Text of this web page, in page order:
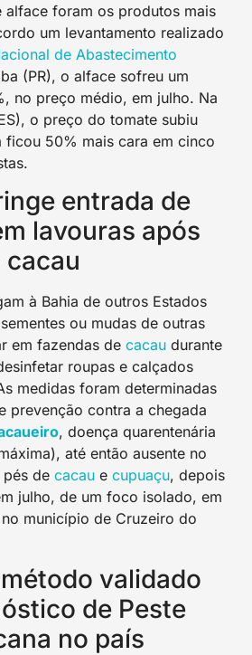
alface foram os produtos mais
um levantamento realizado
de Abastecimento
(PR), o alface sofreu um
no preço médio, em julho. Na
o preço do tomate subiu
ficou 50% mais cara em cinco
entrada de
lavouras após
cacau
à Bahia de outros Estados
ou mudas de outras
em fazendas de cacau durante
roupas e calçados
medidas foram determinadas
prevenção contra a chegada
, doença quarentenária
até então ausente no
de cacau e cupuaçu, depois
julho, de um foco isolado, em
município de Cruzeiro do
validado
de Peste
no país